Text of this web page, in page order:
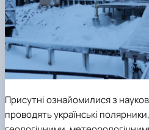
Присутні ознайомилися з
проводять українські